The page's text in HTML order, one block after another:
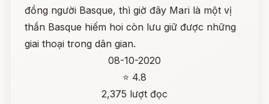
đồng người Basque, thì giờ đây Mari là một vị
thần Basque hiếm hoi còn lưu giữ được những
giai thoại trong dân gian.
08-10-2020
⭐ 4.8
2,375 lượt đọc